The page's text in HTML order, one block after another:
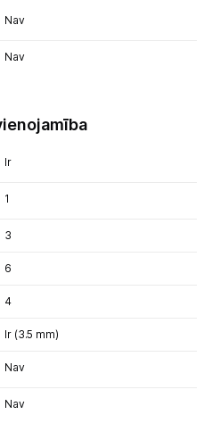
Nav
Nav
Ir
1
3
6
4
Ir (3.5 mm)
Nav
Nav